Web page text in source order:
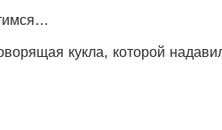
кукла, которой